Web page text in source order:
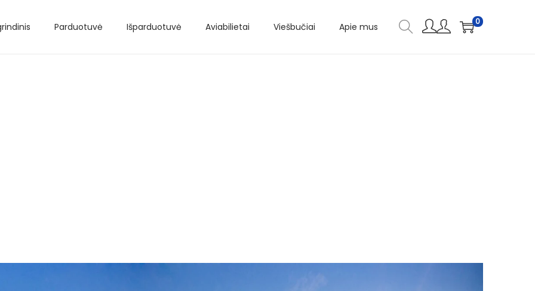
Parduotuvė Išparduotuvė Aviabilietai Viešbučiai Apie mus 0